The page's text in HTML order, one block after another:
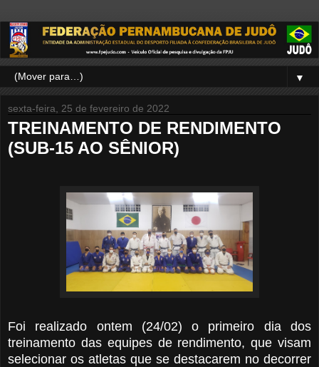
▼
sexta-feira, 25 de fevereiro de 2022
TREINAMENTO DE RENDIMENTO
(SUB-15 AO SÊNIOR)
Foi realizado ontem (24/02) o primeiro dia dos
treinamento das equipes de rendimento, que visam
selecionar os atletas que se destacarem no decorrer